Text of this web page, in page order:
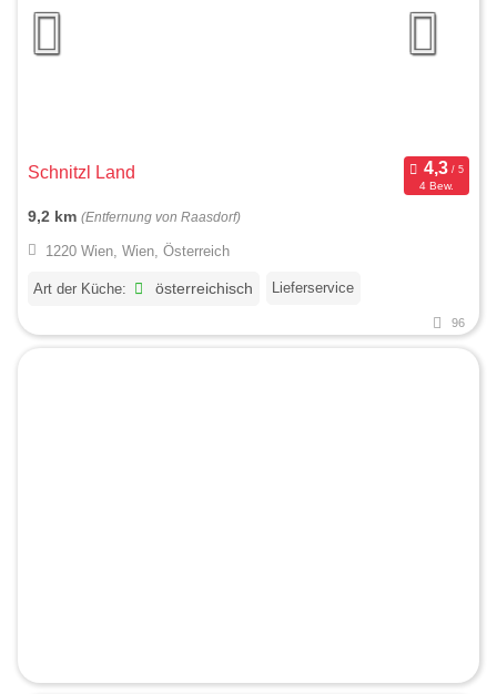
Schnitzl Land
4 Bew.
9,2 km (Entfernung von Raasdorf)
1220 Wien, Wien, Österreich
Art der Küche: österreichisch Lieferservice
96